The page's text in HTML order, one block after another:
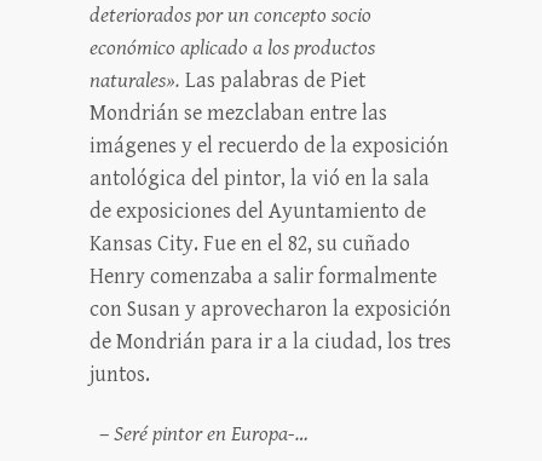
deteriorados por un concepto socio
económico aplicado a los productos
naturales». Las palabras de Piet
Mondrián se mezclaban entre las
imágenes y el recuerdo de la exposición
antológica del pintor, la vió en la sala
de exposiciones del Ayuntamiento de
Kansas City. Fue en el 82, su cuñado
Henry comenzaba a salir formalmente
con Susan y aprovecharon la exposición
de Mondrián para ir a la ciudad, los tres
juntos.
–Seré pintor en Europa-…